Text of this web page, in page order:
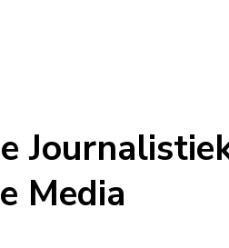
Media